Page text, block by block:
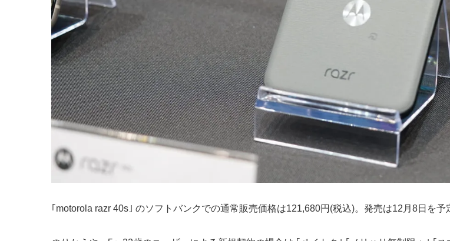
｢motorola razr 40s｣ のソフトバンクでの通常販売価格は121,680円(税込)。発売は12月8日を